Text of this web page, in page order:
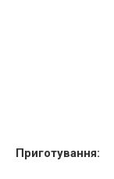
Приготування: